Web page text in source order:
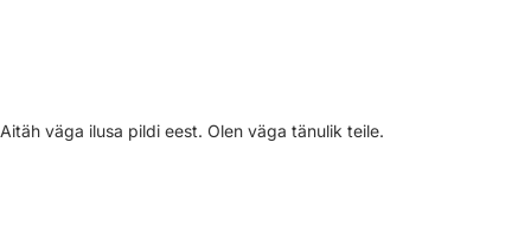
Aitäh väga ilusa pildi eest. Olen väga tänulik teile.